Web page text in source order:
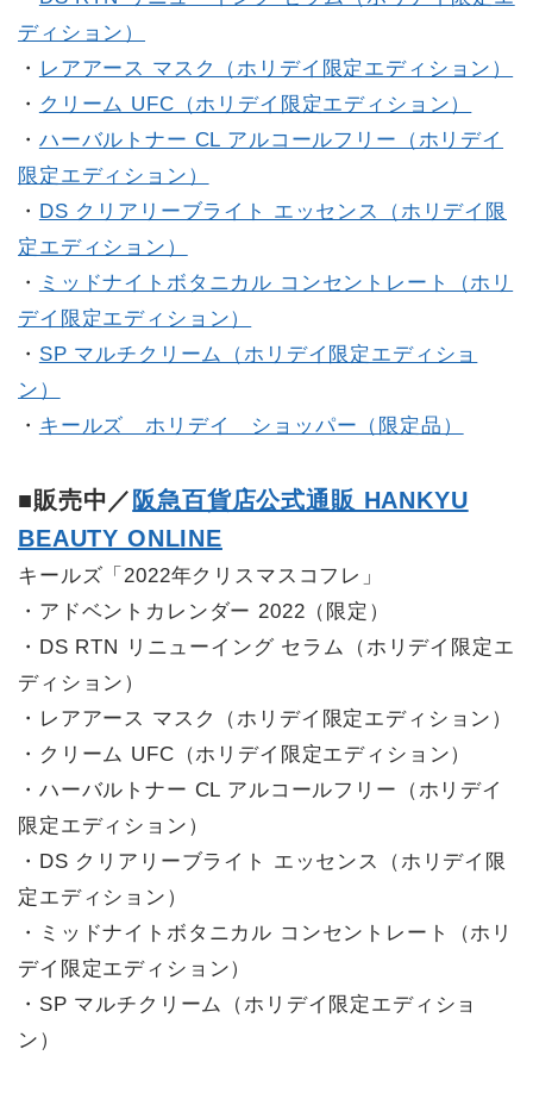
ディション）
・ レアアース マスク（ホリデイ限定エディション）
・ クリーム UFC（ホリデイ限定エディション）
・ ハーバルトナー CL アルコールフリー（ホリデイ
限定エディション）
・ DS クリアリーブライト エッセンス（ホリデイ限
定エディション）
・
ミッドナイトボタニカル コンセントレート（ホリ
デイ限定エディション）
・ SP マルチクリーム（ホリデイ限定エディショ
ン）
・ キールズ ホリデイ ショッパー（限定品）
■販売中／ 阪急百貨店公式通販 HANKYU
BEAUTY ONLINE
キールズ「2022年クリスマスコフレ」
・アドベントカレンダー 2022（限定）
・DS RTN リニューイング セラム（ホリデイ限定エ
ディション）
・レアアース マスク（ホリデイ限定エディション）
・クリーム UFC（ホリデイ限定エディション）
・ハーバルトナー CL アルコールフリー（ホリデイ
限定エディション）
・DS クリアリーブライト エッセンス（ホリデイ限
定エディション）
・ミッドナイトボタニカル コンセントレート（ホリ
デイ限定エディション）
・SP マルチクリーム（ホリデイ限定エディショ
ン）